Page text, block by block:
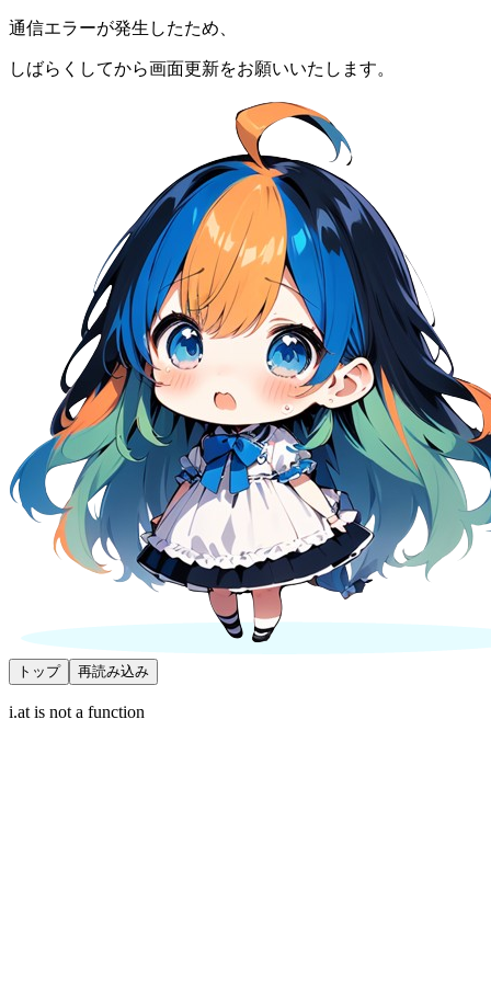
通信エラーが発生したため、
しばらくしてから画面更新をお願いいたします。
トップ 再読み込み
i.at is not a function